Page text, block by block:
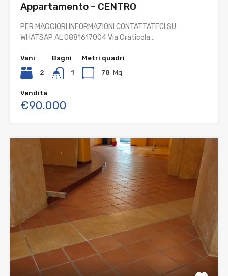
Appartamento – CENTRO
PER MAGGIORI INFORMAZIONI CONTATTATECI SU
WHATSAP AL 0881617004 Via Graticola…
Vani
2
Bagni
1
Metri quadri
78 Mq
Vendita
€90.000